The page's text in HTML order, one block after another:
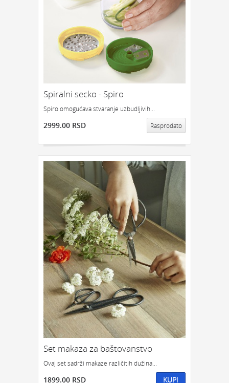
Spiralni secko - Spiro
Spiro omogućava stvaranje uzbudljivih...
2999.00 RSD Rasprodato
Set makaza za baštovanstvo
Ovaj set sadrži makaze različitih dužina...
1899.00 RSD KUPI